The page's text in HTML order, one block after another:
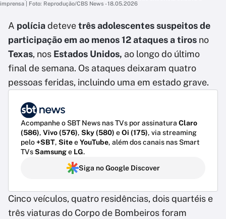
imprensa | Foto: Reprodução/CBS News - 18.05.2026
A políciadetevetrês adolescentes suspeitos de
participação em ao menos 12 ataques a tiros no
Texas, nos Estados Unidos, ao longo do último
final de semana. Os ataques deixaram quatro
pessoas feridas, incluindo uma em estado grave.
Acompanhe o SBT News nas TVs por assinatura Claro
(586), Vivo (576), Sky (580) eOi (175), via streaming
pelo+SBT, SiteeYouTube, além dos canais nas Smart
TVsSamsunge LG.
Siga no Google Discover
Cinco veículos, quatro residências, dois quartéis e
três viaturas do Corpo de Bombeiros foram